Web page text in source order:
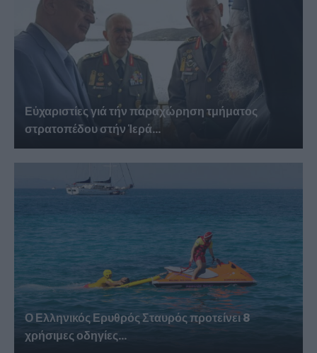
Εὐχαριστίες γιά τήν παραχώρηση τμήματος
στρατοπέδου στήν Ἱερά...
Ο Ελληνικός Ερυθρός Σταυρός προτείνει 8
χρήσιμες οδηγίες...